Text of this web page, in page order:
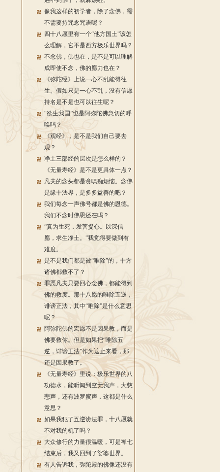
像我这样的初学者，除了念佛，需
不需要持咒念咒语呢？
四十八愿里有一个“他方国土”该怎
么理解，它不是西方极乐世界吗？
不念佛，佛也在，是不是可以理解
成即使不念，佛的愿力也在？
《弥陀经》上说一心不乱能得往
生。假如只是一心不乱，没有信愿
持名是不是也可以往生呢？
“欲生我国”也是阿弥陀佛急切的呼
唤吗？
《观经》，是不是我们自己要去
观？
净土三部经的层次是怎么样的？
《无量寿经》是不是更具体一点？
凡夫的念头都是贪嗔痴烦恼。念佛
是缘十法界，是多多益善的吧？
我们每念一声佛号都是佛的恩德。
我们不念时佛恩还在吗？
“真为生死，发菩提心。以深信
愿，求生净土。”我觉得要做到有
难度。
是不是我们都是被“唯除”的，十方
诸佛都救不了？
罪恶凡夫只要回心念佛，都能得到
佛的救度。那十八愿的唯除五逆，
诽谤正法，其中“唯除”是什么意思
呢？
阿弥陀佛的宏愿不是因果教，而是
佛要救你。但是如果把“唯除五
逆，诽谤正法”作为遮止来看，那
还是因果教了。
《无量寿经》里说：极乐世界的八
功德水，能听闻到空无我声，大慈
悲声，还有波罗蜜声，这都是什么
意思？
如果我犯了五逆谤法罪，十八愿就
不对我的机了吗？
大众修行的力量很温暖，可是禅七
结束后，我又回到了娑婆世界。
有人告诉我，弥陀殿的佛像还没有